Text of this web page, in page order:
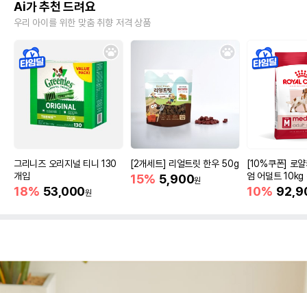
Ai가 추천 드려요
우리 아이를 위한 맞춤 취향 저격 상품
그리니즈 오리지널 티니 130
개입
18% 53,000원
[2개세트] 리얼트릿 한우 50g
15% 5,900원
[10%쿠폰] 로
엄 어덜트 10kg
증진
10%